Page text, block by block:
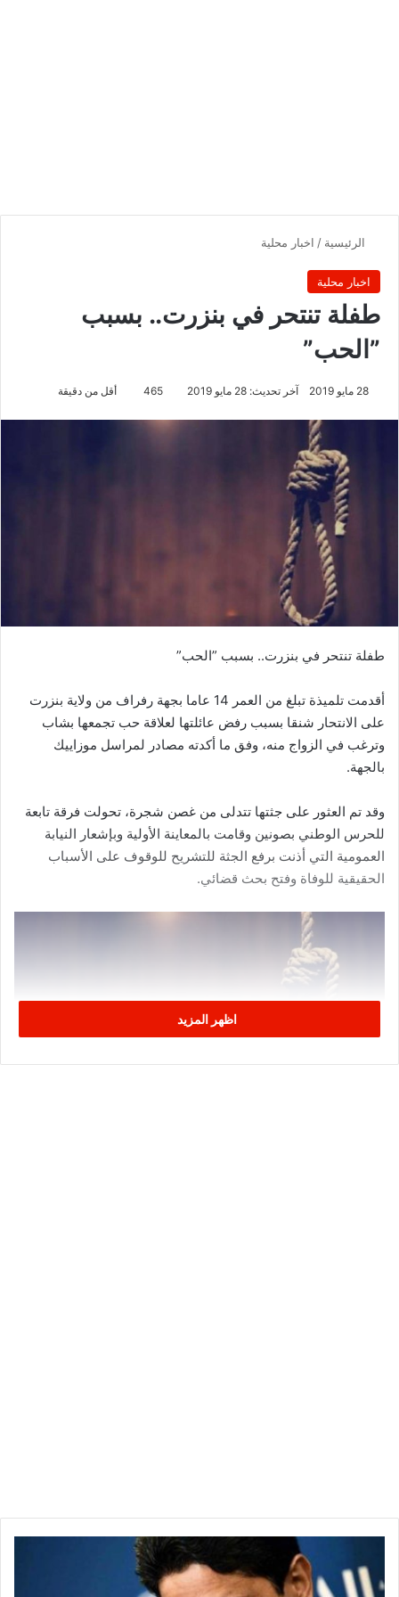
الرئيسية / اخبار محلية
اخبار محلية
طفلة تنتحر في بنزرت.. بسبب
”الحب”
28 مايو 2019 آخر تحديث: 28 مايو 2019 465 أقل من دقيقة
طفلة تنتحر في بنزرت.. بسبب ”الحب”
أقدمت تلميذة تبلغ من العمر 14 عاما بجهة رفراف من ولاية بنزرت
على الانتحار شنقا بسبب رفض عائلتها لعلاقة حب تجمعها بشاب
وترغب في الزواج منه، وفق ما أكدته مصادر لمراسل موزاييك
بالجهة.
وقد تم العثور على جثتها تتدلى من غصن شجرة، تحولت فرقة تابعة
للحرس الوطني بصونين وقامت بالمعاينة الأولية وبإشعار النيابة
العمومية التي أذنت برفع الجثة للتشريح للوقوف على الأسباب
الحقيقية للوفاة وفتح بحث قضائي.
اظهر المزيد
ف